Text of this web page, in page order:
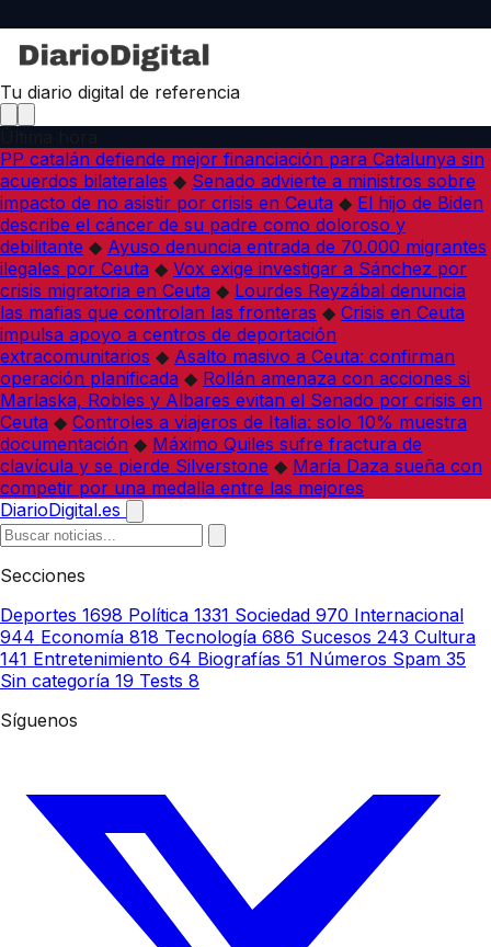
Tu diario digital de referencia
PP catalán defiende mejor financiación para Catalunya sin
acuerdos bilaterales ◆ Senado advierte a ministros sobre
impacto de no asistir por crisis en Ceuta ◆ El hijo de Biden
describe el cáncer de su padre como doloroso y
debilitante ◆ Ayuso denuncia entrada de 70.000 migrantes
ilegales por Ceuta ◆ Vox exige investigar a Sánchez por
crisis migratoria en Ceuta ◆ Lourdes Reyzábal denuncia
las mafias que controlan las fronteras ◆ Crisis en Ceuta
impulsa apoyo a centros de deportación
extracomunitarios ◆ Asalto masivo a Ceuta: confirman
operación planificada ◆ Rollán amenaza con acciones si
Marlaska, Robles y Albares evitan el Senado por crisis en
Ceuta ◆ Controles a viajeros de Italia: solo 10% muestra
documentación ◆ Máximo Quiles sufre fractura de
clavícula y se pierde Silverstone ◆ María Daza sueña con
competir por una medalla entre las mejores
DiarioDigital.es
Secciones
Deportes 1698 Política 1331 Sociedad 970 Internacional
944 Economía 818 Tecnología 686 Sucesos 243 Cultura
141 Entretenimiento 64 Biografías 51 Números Spam 35
Sin categoría 19 Tests 8
Síguenos